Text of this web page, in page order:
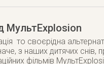
МультExplosion
то своєрідна
з наших дитячих
фільмів